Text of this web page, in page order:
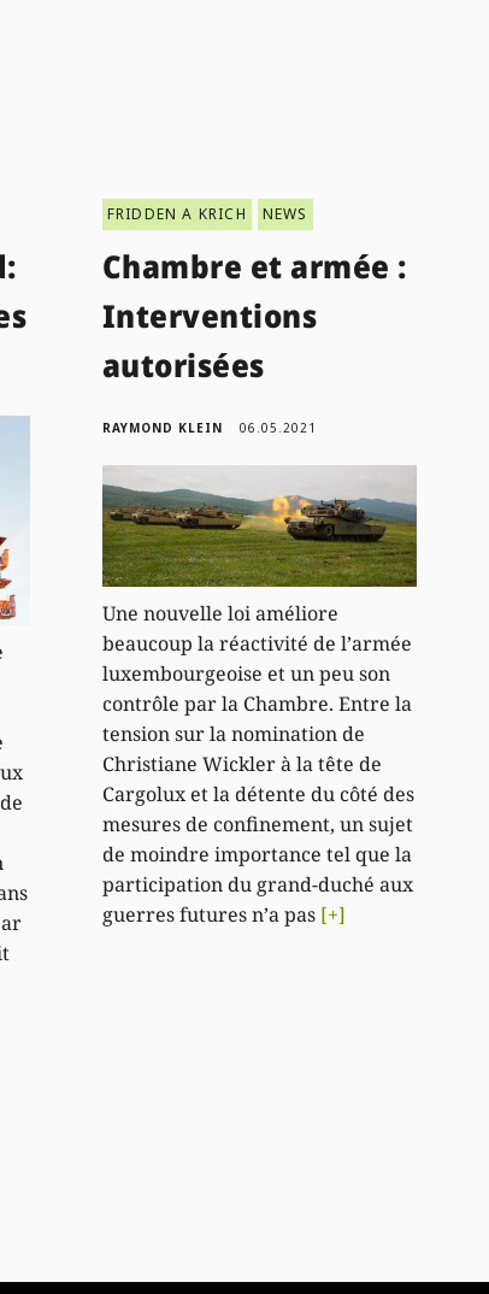
FRIDDEN A KRICH NEWS
Chambre et armée :
Interventions
autorisées
RAYMOND KLEIN 06.05.2021
Une nouvelle loi améliore
beaucoup la réactivité de l’armée
luxembourgeoise et un peu son
contrôle par la Chambre. Entre la
tension sur la nomination de
Christiane Wickler à la tête de
Cargolux et la détente du côté des
mesures de confinement, un sujet
de moindre importance tel que la
participation du grand-duché aux
guerres futures n’a pas [+]